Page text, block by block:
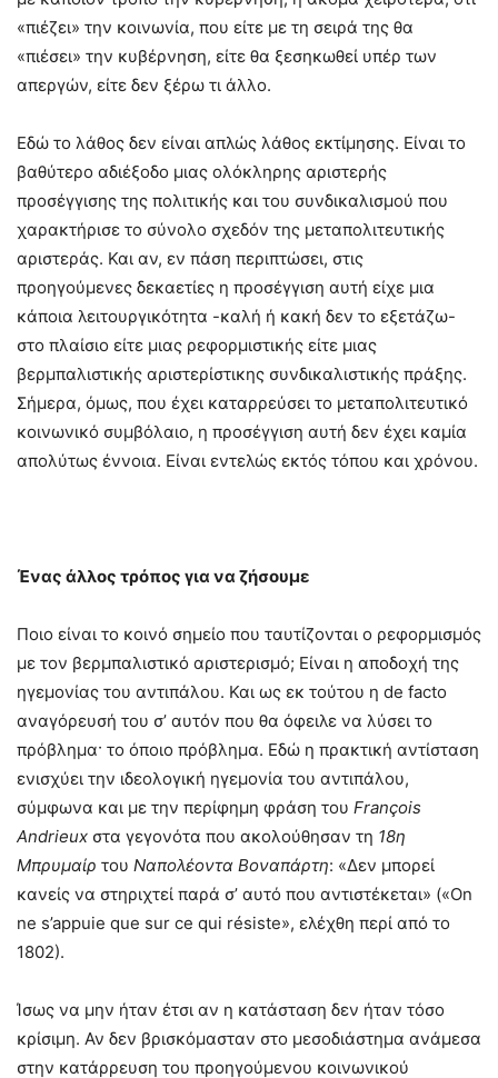
«πιέζει» την κοινωνία, που είτε με τη σειρά της θα
«πιέσει» την κυβέρνηση, είτε θα ξεσηκωθεί υπέρ των
απεργών, είτε δεν ξέρω τι άλλο.
Εδώ το λάθος δεν είναι απλώς λάθος εκτίμησης. Είναι το
βαθύτερο αδιέξοδο μιας ολόκληρης αριστερής
προσέγγισης της πολιτικής και του συνδικαλισμού που
χαρακτήρισε το σύνολο σχεδόν της μεταπολιτευτικής
αριστεράς. Και αν, εν πάση περιπτώσει, στις
προηγούμενες δεκαετίες η προσέγγιση αυτή είχε μια
κάποια λειτουργικότητα -καλή ή κακή δεν το εξετάζω-
στο πλαίσιο είτε μιας ρεφορμιστικής είτε μιας
βερμπαλιστικής αριστερίστικης συνδικαλιστικής πράξης.
Σήμερα, όμως, που έχει καταρρεύσει το μεταπολιτευτικό
κοινωνικό συμβόλαιο, η προσέγγιση αυτή δεν έχει καμία
απολύτως έννοια. Είναι εντελώς εκτός τόπου και χρόνου.
Ένας άλλος τρόπος για να ζήσουμε
Ποιο είναι το κοινό σημείο που ταυτίζονται ο ρεφορμισμός
με τον βερμπαλιστικό αριστερισμό; Είναι η αποδοχή της
ηγεμονίας του αντιπάλου. Και ως εκ τούτου η de facto
αναγόρευσή του σ’ αυτόν που θα όφειλε να λύσει το
πρόβλημα· το όποιο πρόβλημα. Εδώ η πρακτική αντίσταση
ενισχύει την ιδεολογική ηγεμονία του αντιπάλου,
σύμφωνα και με την περίφημη φράση του François
Andrieux στα γεγονότα που ακολούθησαν τη 18η
Μπρυμαίρ του Ναπολέοντα Βοναπάρτη: «Δεν μπορεί
κανείς να στηριχτεί παρά σ’ αυτό που αντιστέκεται» («Οn
ne s’appuie que sur ce qui résiste», ελέχθη περί από το
1802).
Ίσως να μην ήταν έτσι αν η κατάσταση δεν ήταν τόσο
κρίσιμη. Αν δεν βρισκόμασταν στο μεσοδιάστημα ανάμεσα
στην κατάρρευση του προηγούμενου κοινωνικού